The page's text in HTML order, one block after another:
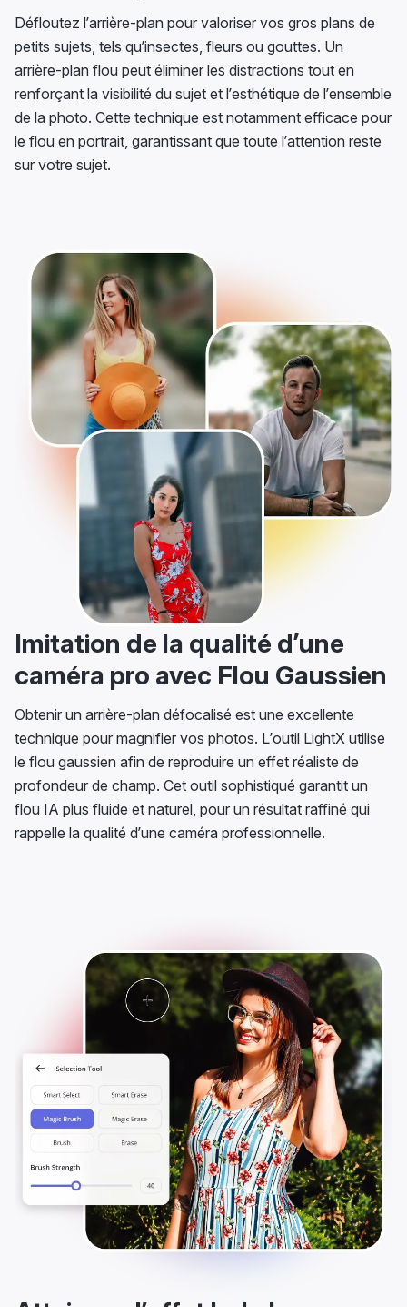
Défloutez l’arrière-plan pour valoriser vos gros plans de
petits sujets, tels qu’insectes, fleurs ou gouttes. Un
arrière-plan flou peut éliminer les distractions tout en
renforçant la visibilité du sujet et l’esthétique de l’ensemble
de la photo. Cette technique est notamment efficace pour
le flou en portrait, garantissant que toute l’attention reste
sur votre sujet.
Imitation de la qualité d’une
caméra pro avec Flou Gaussien
Obtenir un arrière-plan défocalisé est une excellente
technique pour magnifier vos photos. L’outil LightX utilise
le flou gaussien afin de reproduire un effet réaliste de
profondeur de champ. Cet outil sophistiqué garantit un
flou IA plus fluide et naturel, pour un résultat raffiné qui
rappelle la qualité d’une caméra professionnelle.